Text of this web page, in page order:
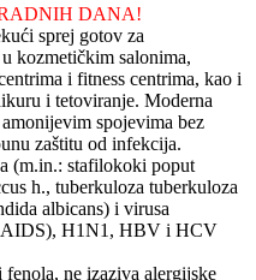
DANA!
sprej gotov za
kozmetičkim salonima,
i fitness centrima, kao i
i tetoviranje. Moderna
spojevima bez
zaštitu od infekcija.
(m.in.: stafilokoki poput
h., tuberkuloza tuberkuloza
albicans) i virusa
H1N1, HBV i HCV
ne izaziva alergijske